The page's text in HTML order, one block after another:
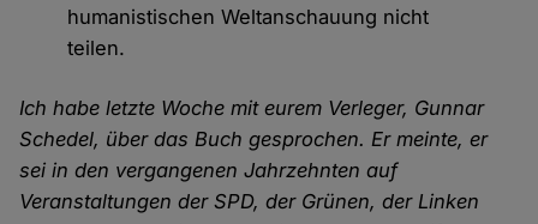
humanistischen Weltanschauung nicht
teilen.
Ich habe letzte Woche mit eurem Verleger, Gunnar
Schedel, über das Buch gesprochen. Er meinte, er
sei in den vergangenen Jahrzehnten auf
Veranstaltungen der SPD, der Grünen, der Linken